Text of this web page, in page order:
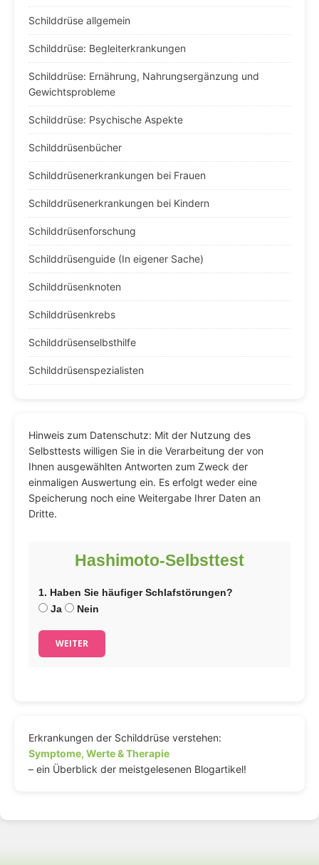
Schilddrüse allgemein
Schilddrüse: Begleiterkrankungen
Schilddrüse: Ernährung, Nahrungsergänzung und
Gewichtsprobleme
Schilddrüse: Psychische Aspekte
Schilddrüsenbücher
Schilddrüsenerkrankungen bei Frauen
Schilddrüsenerkrankungen bei Kindern
Schilddrüsenforschung
Schilddrüsenguide (In eigener Sache)
Schilddrüsenknoten
Schilddrüsenkrebs
Schilddrüsenselbsthilfe
Schilddrüsenspezialisten
Hinweis zum Datenschutz: Mit der Nutzung des
Selbsttests willigen Sie in die Verarbeitung der von
Ihnen ausgewählten Antworten zum Zweck der
einmaligen Auswertung ein. Es erfolgt weder eine
Speicherung noch eine Weitergabe Ihrer Daten an
Dritte.
Hashimoto-Selbsttest
1. Haben Sie häufiger Schlafstörungen?
Ja
Nein
WEITER
Erkrankungen der Schilddrüse verstehen:
Symptome, Werte & Therapie
– ein Überblick der meistgelesenen Blogartikel!